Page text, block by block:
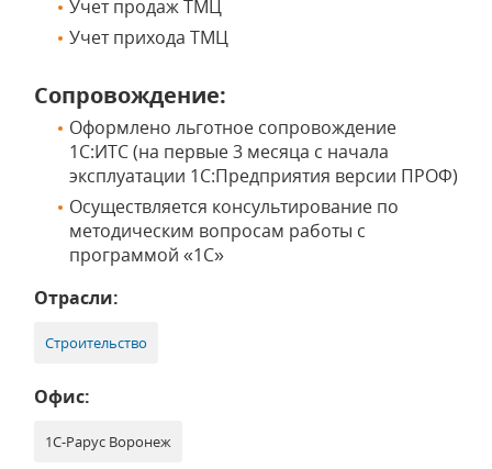
Учет продаж ТМЦ
Учет прихода ТМЦ
Сопровождение:
Оформлено льготное сопровождение
1С:ИТС (на первые 3 месяца с начала
эксплуатации 1С:Предприятия версии ПРОФ)
Осуществляется консультирование по
методическим вопросам работы с
программой «1С»
Отрасли:
Строительство
Офис:
1С-Рарус Воронеж